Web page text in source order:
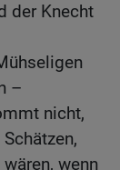
der Knecht
–
nicht,
wenn